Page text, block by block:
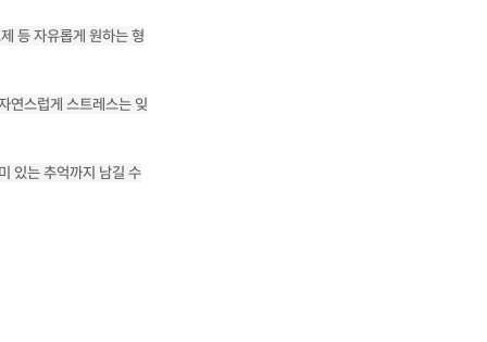
등 자유롭게 원하는 형
연스럽게 스트레스는 잊
있는 추억까지 남길 수